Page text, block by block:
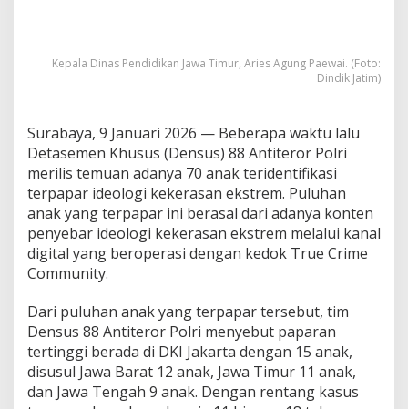
l
K
e
k
e
r
a
s
a
n
d
a
A
n
a
k
d
Kepala Dinas Pendidikan Jawa Timur, Aries Agung Paewai. (Foto:
Dindik Jatim)
Surabaya, 9 Januari 2026 — Beberapa waktu lalu
Detasemen Khusus (Densus) 88 Antiteror Polri
merilis temuan adanya 70 anak teridentifikasi
terpapar ideologi kekerasan ekstrem. Puluhan
anak yang terpapar ini berasal dari adanya konten
penyebar ideologi kekerasan ekstrem melalui kanal
digital yang beroperasi dengan kedok True Crime
Community.
Dari puluhan anak yang terpapar tersebut, tim
Densus 88 Antiteror Polri menyebut paparan
tertinggi berada di DKI Jakarta dengan 15 anak,
disusul Jawa Barat 12 anak, Jawa Timur 11 anak,
dan Jawa Tengah 9 anak. Dengan rentang kasus